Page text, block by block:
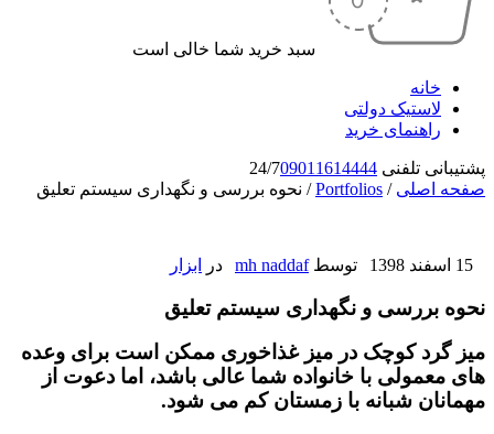
سبد خرید شما خالی است
خانه
لاستیک دولتی
راهنمای خرید
پشتیبانی تلفنی 24/7 09011614444
صفحه اصلی /
Portfolios
/ نحوه بررسی و نگهداری سیستم تعلیق
15 اسفند 1398 توسط mh naddaf در ابزار
نحوه بررسی و نگهداری سیستم تعلیق
میز گرد کوچک در میز غذاخوری ممکن است برای وعده
های معمولی با خانواده شما عالی باشد، اما دعوت از
مهمانان شبانه با زمستان کم می شود.